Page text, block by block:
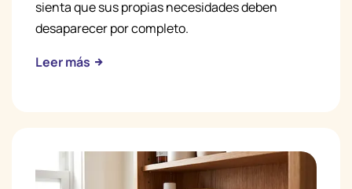
sienta que sus propias necesidades deben
desaparecer por completo.
Leer más